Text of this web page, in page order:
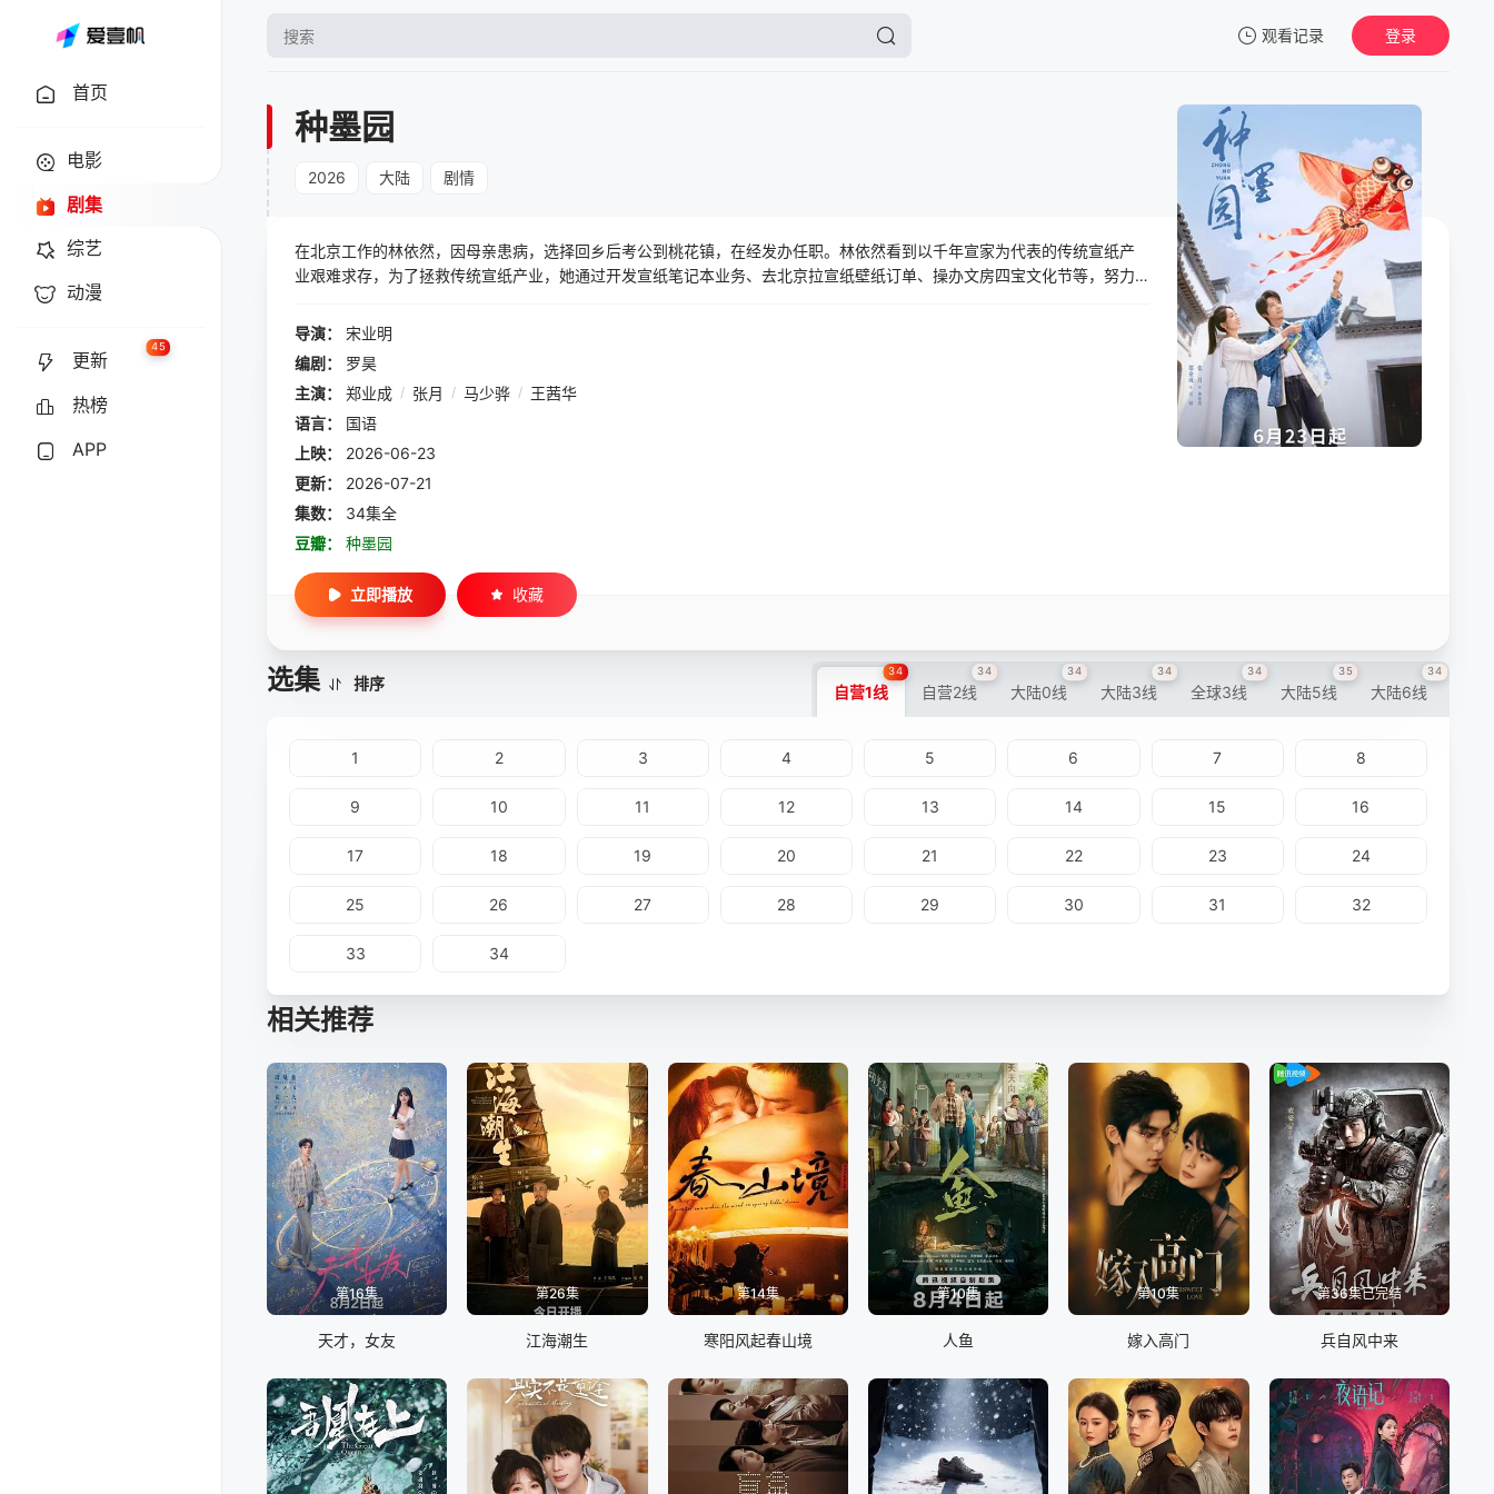
观看记录
暂无观看影片的记录
登录
首页
电影
剧集
综艺
动漫
更新
45
热榜
APP
种墨园
2026 大陆 剧情
在北京工作的林依然，因母亲患病，选择回乡后考公到桃花镇，在经发办任职。林依然看到以千年宣家为代表的传统宣纸产
业艰难求存，为了拯救传统宣纸产业，她通过开发宣纸笔记本业务、去北京拉宣纸壁纸订单、操办文房四宝文化节等，努力
直钻研宣纸文创，看起来不务正业的宣纸匠人宣楌，其实和她一样，一直在为宣纸产业摸索一条新的可持续发展之路。于是
导演：
宋业明
编剧：
罗昊
主演：
郑业成 / 张月 / 马少骅 / 王茜华
语言：
国语
上映：
2026-06-23
更新：
2026-07-21
集数：
34集全
豆瓣：
种墨园
立即播放 收藏
选集 排序 自营1线
34
自营2线
34
大陆0线
34
大陆3线
34
全球3线
34
大陆5线
35
大陆6线
34
1 2 3 4 5 6 7 8
9 10 11 12 13 14 15 16
17 18 19 20 21 22 23 24
25 26 27 28 29 30 31 32
33 34
相关推荐
第16集
天才，女友
第26集
江海潮生
第14集
寒阳风起春山境
第10集
人鱼
第10集
嫁入高门
第36集已完结
兵自风中来